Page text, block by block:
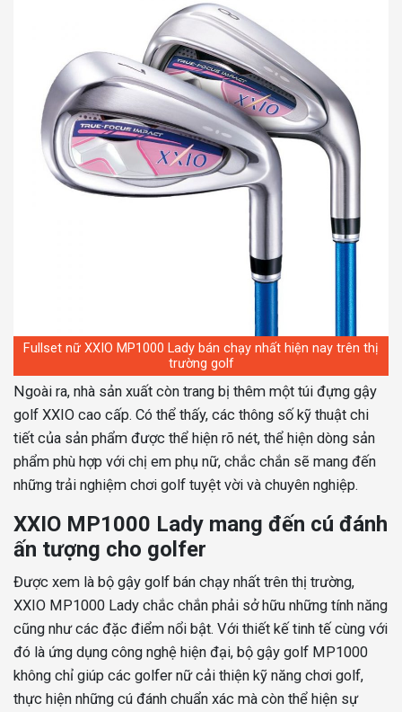
Fullset nữ XXIO MP1000 Lady bán chạy nhất hiện nay trên thị
trường golf
Ngoài ra, nhà sản xuất còn trang bị thêm một túi đựng gậy
golf XXIO cao cấp. Có thể thấy, các thông số kỹ thuật chi
tiết của sản phẩm được thể hiện rõ nét, thể hiện dòng sản
phẩm phù hợp với chị em phụ nữ, chắc chắn sẽ mang đến
những trải nghiệm chơi golf tuyệt vời và chuyên nghiệp.
XXIO MP1000 Lady mang đến cú đánh
ấn tượng cho golfer
Được xem là bộ gậy golf bán chạy nhất trên thị trường,
XXIO MP1000 Lady chắc chắn phải sở hữu những tính năng
cũng như các đặc điểm nổi bật. Với thiết kế tinh tế cùng với
đó là ứng dụng công nghệ hiện đại, bộ gậy golf MP1000
không chỉ giúp các golfer nữ cải thiện kỹ năng chơi golf,
thực hiện những cú đánh chuẩn xác mà còn thể hiện sự